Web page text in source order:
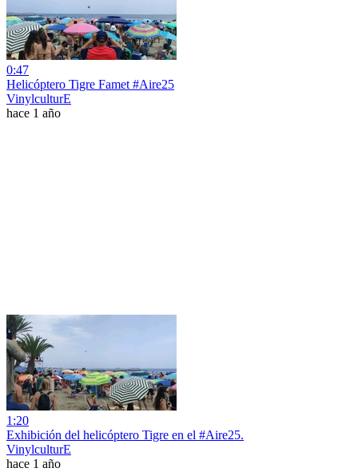
0:47
Helicóptero Tigre Famet #Aire25
VinylculturE
hace 1 año
1:20
Exhibición del helicóptero Tigre en el #Aire25.
VinylculturE
hace 1 año